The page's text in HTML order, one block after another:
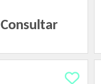
Consultar